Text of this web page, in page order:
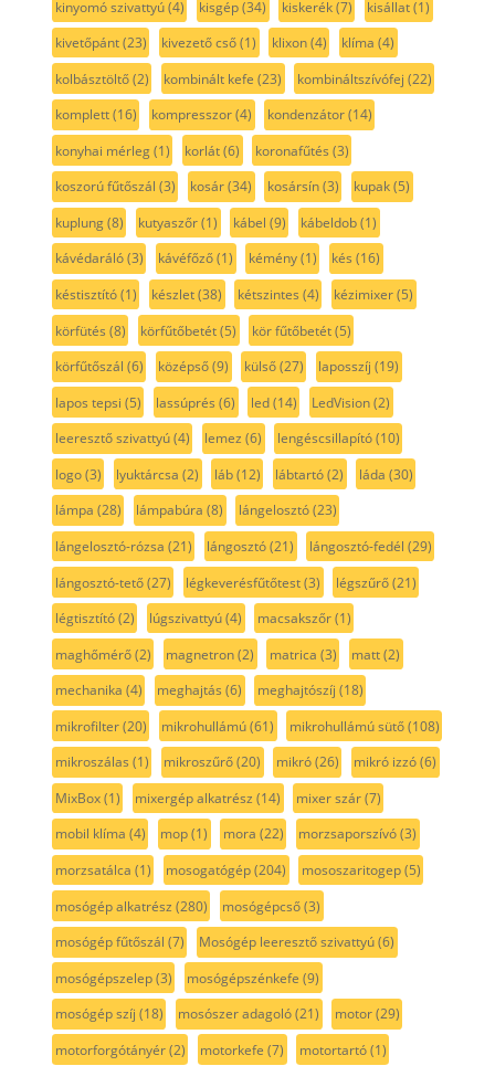
kinyomó szivattyú(4) kisgép(34) kiskerék(7) kisállat(1)
kivetőpánt(23) kivezető cső(1) klixon(4) klíma (4)
kolbásztöltő(2) kombinált kefe (23) kombináltszívófej (22)
komplett(16) kompresszor(4) kondenzátor(14)
konyhai mérleg(1) korlát(6) koronafűtés (3)
koszorú fűtőszál (3) kosár(34) kosársín(3) kupak(5)
kuplung(8) kutyaszőr(1) kábel (9) kábeldob(1)
kávédaráló(3) kávéfőző(1) kémény(1) kés (16)
késtisztító(1) készlet(38) kétszintes (4) kézimixer(5)
körfütés (8) körfűtőbetét(5) kör fűtőbetét(5)
körfűtőszál (6) középső(9) külső(27) laposszíj (19)
lapos tepsi (5) lassúprés (6) led(14) LedVision(2)
leeresztő szivattyú(4) lemez (6) lengéscsillapító(10)
logo(3) lyuktárcsa (2) láb(12) lábtartó(2) láda (30)
lámpa (28) lámpabúra (8) lángelosztó(23)
lángelosztó-rózsa (21) lángosztó(21) lángosztó-fedél (29)
lángosztó-tető(27) légkeverésfűtőtest(3) légszűrő(21)
légtisztító(2) lúgszivattyú(4) macsakszőr(1)
maghőmérő(2) magnetron(2) matrica (3) matt(2)
mechanika (4) meghajtás (6) meghajtószíj (18)
mikrofilter(20) mikrohullámú(61) mikrohullámú sütő(108)
mikroszálas (1) mikroszűrő(20) mikró(26) mikró izzó(6)
MixBox(1) mixergép alkatrész (14) mixer szár(7)
mobil klíma (4) mop(1) mora (22) morzsaporszívó(3)
morzsatálca (1) mosogatógép(204) mososzaritogep(5)
mosógép alkatrész (280) mosógépcső(3)
mosógép fűtőszál (7) Mosógép leeresztő szivattyú(6)
mosógépszelep(3) mosógépszénkefe (9)
mosógép szíj (18) mosószer adagoló(21) motor(29)
motorforgótányér(2) motorkefe (7) motortartó(1)